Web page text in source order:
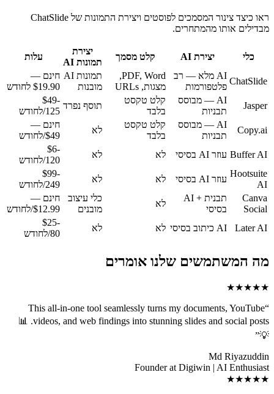
ראו כיצד צינור המסמכים לפוסטים ויצירת התמונות של ChatSlide
מבדילים אותו מהמתחרים.
כלי יצירת AI קלט מסמך
יצירת
תמונות AI
עלות
ChatSlide
AI מלא — רב
פלטפורמות
PDF, Word,
מצגות, URLs
תמונות AI
מובנות
חינם —
$19.90 לחודש
Jasper
AI — מבוסס
תבניות
קלט טקסט
בלבד
תוסף נפרד
$49-
125/לחודש
Copy.ai
AI — מבוסס
תבניות
קלט טקסט
בלבד
לא
חינם —
$49/לחודש
Buffer AI עוזר AI בסיסי לא לא
$6-
120/לחודש
Hootsuite
AI
עוזר AI בסיסי לא לא
$99-
249/לחודש
Canva
Social
תבנית + AI
בסיסי
לא
כלי עיצוב
מובנים
חינם —
$12.99/לחודש
Later AI
AI כיתוב בסיסי לא לא
$25-
80/לחודש
מה המשתמשים שלנו אומרים
★★★★★
“
This all-in-one tool seamlessly turns my documents, YouTube
videos, and web findings into stunning slides and social posts. 📊
💡
”
Md Riyazuddin
Founder at Digiwin | AI Enthusiast
★★★★★